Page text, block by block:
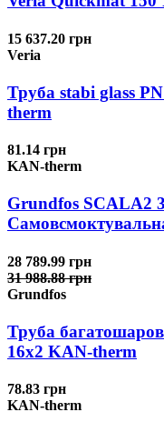
15 637.20 грн
Veria
Труба stabi glass
therm
81.14 грн
KAN-therm
Grundfos SCALA2
28 789.99 грн
31 988.88 грн
Grundfos
Труба
16x2 KAN-therm
78.83 грн
KAN-therm